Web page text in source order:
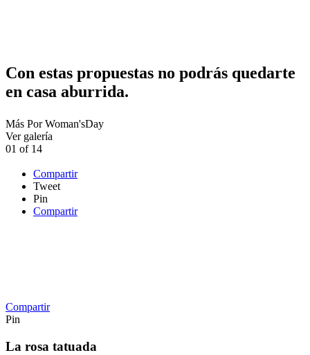
Con estas propuestas no podrás quedarte
en casa aburrida.
Más PorWoman'sDay
Ver galería
01 of 14
Compartir
Tweet
Pin
Compartir
Compartir
Pin
La rosa tatuada